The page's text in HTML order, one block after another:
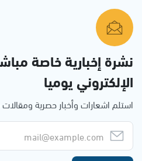
نشرة إخبارية خاصة
الإلكتروني يوميا
استلم اشعارات وأخبار حصرية